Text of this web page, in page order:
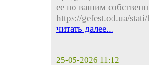
ее по вашим
https://gefest.od.ua/
читать далее...
25-05-2026 11:12